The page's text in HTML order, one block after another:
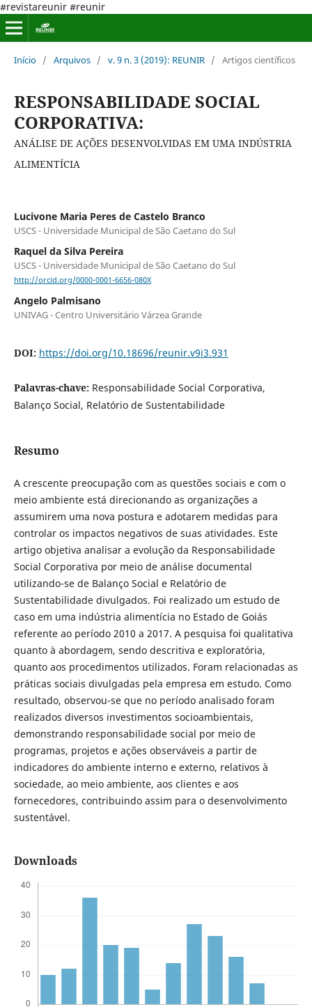
#revistareunir #reunir
Início / Arquivos / v. 9 n. 3 (2019): REUNIR / Artigos científicos
RESPONSABILIDADE SOCIAL
CORPORATIVA:
ANÁLISE DE AÇÕES DESENVOLVIDAS EM UMA INDÚSTRIA
ALIMENTÍCIA
Lucivone Maria Peres de Castelo Branco
USCS - Universidade Municipal de São Caetano do Sul
Raquel da Silva Pereira
USCS - Universidade Municipal de São Caetano do Sul
http://orcid.org/0000-0001-6656-080X
Angelo Palmisano
UNIVAG - Centro Universitário Várzea Grande
DOI: https://doi.org/10.18696/reunir.v9i3.931
Palavras-chave: Responsabilidade Social Corporativa,
Balanço Social, Relatório de Sustentabilidade
Resumo
A crescente preocupação com as questões sociais e com o
meio ambiente está direcionando as organizações a
assumirem uma nova postura e adotarem medidas para
controlar os impactos negativos de suas atividades. Este
artigo objetiva analisar a evolução da Responsabilidade
Social Corporativa por meio de análise documental
utilizando-se de Balanço Social e Relatório de
Sustentabilidade divulgados. Foi realizado um estudo de
caso em uma indústria alimentícia no Estado de Goiás
referente ao período 2010 a 2017. A pesquisa foi qualitativa
quanto à abordagem, sendo descritiva e exploratória,
quanto aos procedimentos utilizados. Foram relacionadas as
práticas sociais divulgadas pela empresa em estudo. Como
resultado, observou-se que no período analisado foram
realizados diversos investimentos socioambientais,
demonstrando responsabilidade social por meio de
programas, projetos e ações observáveis a partir de
indicadores do ambiente interno e externo, relativos à
sociedade, ao meio ambiente, aos clientes e aos
fornecedores, contribuindo assim para o desenvolvimento
sustentável.
Downloads